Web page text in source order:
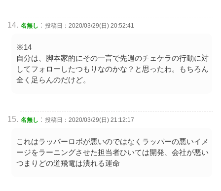
名無し : 投稿日：2020/03/29(日) 20:52:41
※14
自分は、脚本家的にその一言で先週のチェケラの行動に対
してフォローしたつもりなのかな？と思ったわ。もちろん
全く足らんのだけど。
名無し : 投稿日：2020/03/29(日) 21:12:17
これはラッパーロボが悪いのではなくラッパーの悪いイメ
ージをラーニングさせた担当者ひいては開発、会社が悪い
つまりどの道飛電は潰れる運命